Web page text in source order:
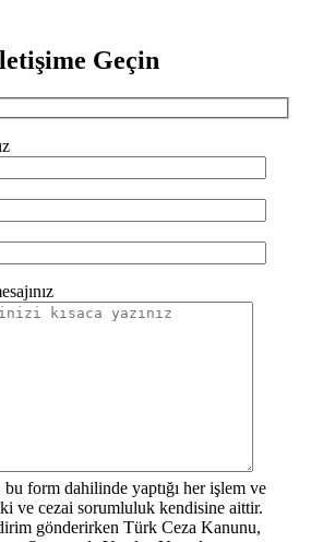
Geçin
bu form dahilinde yaptığı her işlem ve
ve cezai sorumluluk kendisine aittir.
gönderirken Türk Ceza Kanunu,